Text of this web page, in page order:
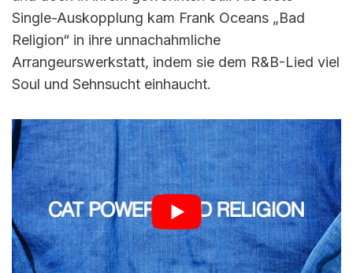
Single-Auskopplung kam Frank Oceans „Bad
Religion“ in ihre unnachahmliche
Arrangeurswerkstatt, indem sie dem R&B-Lied viel
Soul und Sehnsucht einhaucht.